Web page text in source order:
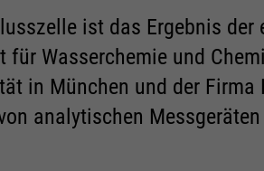
ist das Ergebnis
Wasserchemie und
in München und der
analytischen